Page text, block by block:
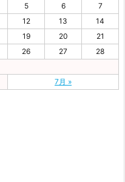
7月 »
5 6
7
12 13
14
19 20
21
26 27
28